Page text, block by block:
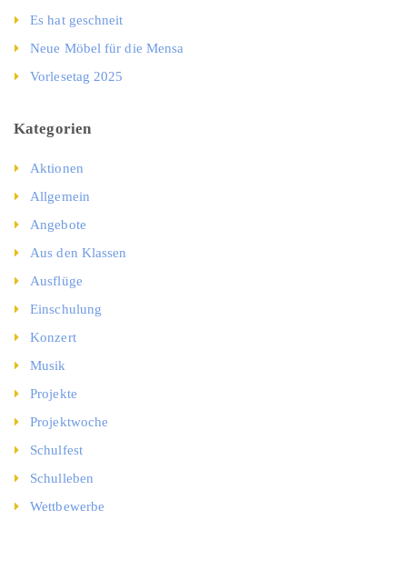
Es hat geschneit
Neue Möbel für die Mensa
Vorlesetag 2025
Kategorien
Aktionen
Allgemein
Angebote
Aus den Klassen
Ausflüge
Einschulung
Konzert
Musik
Projekte
Projektwoche
Schulfest
Schulleben
Wettbewerbe